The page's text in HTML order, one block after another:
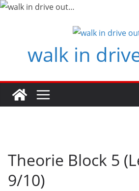
Zum
walk in
Theorie Block 5
9/10)